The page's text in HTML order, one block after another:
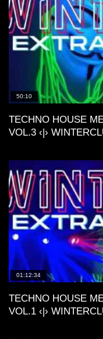
50:10
TECHNO HOUSE
VOL.3 ‹|›
01:12:34
TECHNO HOUSE
VOL.1 ‹|›